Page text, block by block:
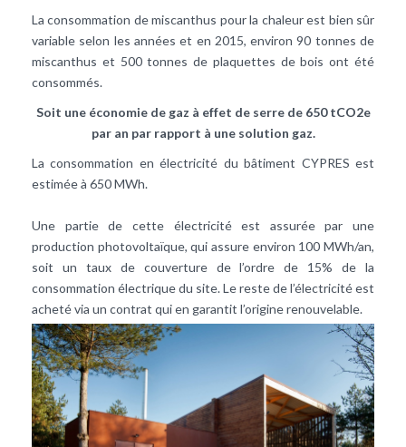
La consommation de miscanthus pour la chaleur est bien sûr
variable selon les années et en 2015, environ 90 tonnes de
miscanthus et 500 tonnes de plaquettes de bois ont été
consommés.
Soit une économie de gaz à effet de serre de 650 tCO2e
par an par rapport à une solution gaz.
La consommation en électricité du bâtiment CYPRES est
estimée à 650 MWh.
Une partie de cette électricité est assurée par une
production photovoltaïque, qui assure environ 100 MWh/an,
soit un taux de couverture de l’ordre de 15% de la
consommation électrique du site. Le reste de l’électricité est
acheté via un contrat qui en garantit l’origine renouvelable.